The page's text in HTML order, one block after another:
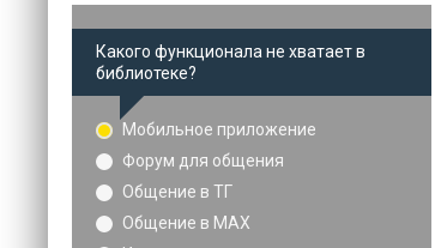
Какого функционала не хватает в
библиотеке?
Мобильное приложение
Форум для общения
Общение в ТГ
Общение в MAX